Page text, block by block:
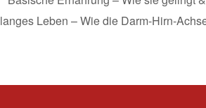
langes Leben – Wie die Darm-Hirn-